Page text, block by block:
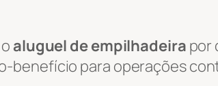
aluguel de empilhadeira por
benefício para operações